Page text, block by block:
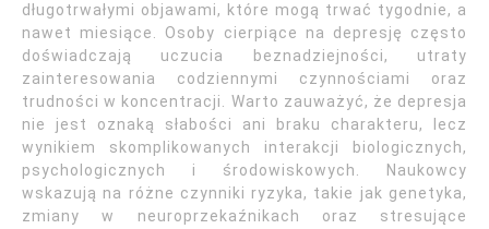
długotrwałymi objawami, które mogą trwać tygodnie, a
nawet miesiące. Osoby cierpiące na depresję często
doświadczają uczucia beznadziejności, utraty
zainteresowania codziennymi czynnościami oraz
trudności w koncentracji. Warto zauważyć, że depresja
nie jest oznaką słabości ani braku charakteru, lecz
wynikiem skomplikowanych interakcji biologicznych,
psychologicznych i środowiskowych. Naukowcy
wskazują na różne czynniki ryzyka, takie jak genetyka,
zmiany w neuroprzekaźnikach oraz stresujące